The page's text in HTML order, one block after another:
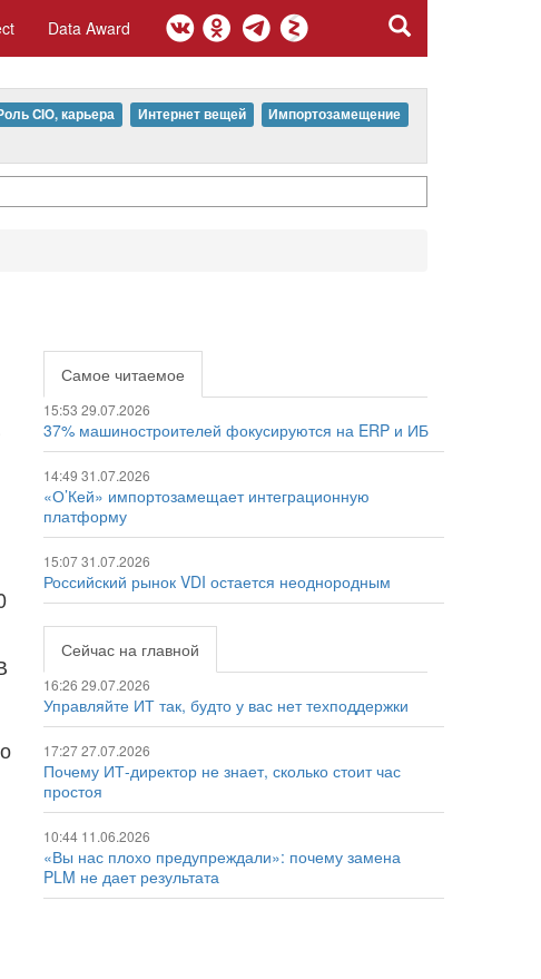
Data Award
CIO, карьера Интернет вещей
Импортозамещение
Самое читаемое
15:53 29.07.2026
37% машиностроителей фокусируются на ERP и ИБ
14:49 31.07.2026
«О’Кей» импортозамещает интеграционную
платформу
15:07 31.07.2026
Российский рынок VDI остается неоднородным
Сейчас на главной
16:26 29.07.2026
Управляйте ИТ так, будто у вас нет техподдержки
17:27 27.07.2026
Почему ИТ-директор не знает, сколько стоит час
простоя
10:44 11.06.2026
«Вы нас плохо предупреждали»: почему замена
PLM не дает результата